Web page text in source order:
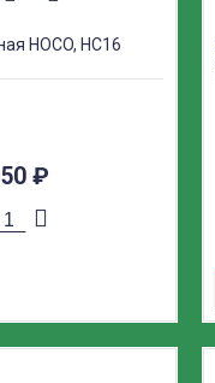
HOCO, HC16
₽